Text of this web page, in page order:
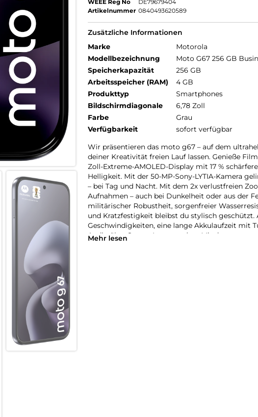
WEEE Reg No
DE79679404
Artikelnummer 0840493620589
Zusätzliche Informationen
Marke
Motorola
Modellbezeichnung
Moto G67 256 GB
Speicherkapazität
256 GB
Arbeitsspeicher (RAM)
4 GB
Produkttyp
Smartphones
Bildschirmdiagonale
6,78 Zoll
Farbe
Grau
Verfügbarkeit
sofort verfügbar
Wir präsentieren das moto g67 – auf dem
deiner Kreativität freien Lauf lassen. Genieße
Zoll-Extreme-AMOLED-Display mit 17 %
Helligkeit. Mit der 50-MP-Sony-LYTIA-Kamera
– bei Tag und Nacht. Mit dem 2x verlustfreien
Aufnahmen – auch bei Dunkelheit oder aus der
militärischer Robustheit, sorgenfreier
und Kratzfestigkeit bleibst du stylisch geschützt.
Geschwindigkeiten, eine lange Akkulaufzeit mit
Audio über Stereo-Lautsprecher. Mit dem neuen
Mehr lesen